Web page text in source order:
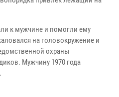
к мужчине и помогли ему
на головокружение и
охраны
Мужчину 1970 года